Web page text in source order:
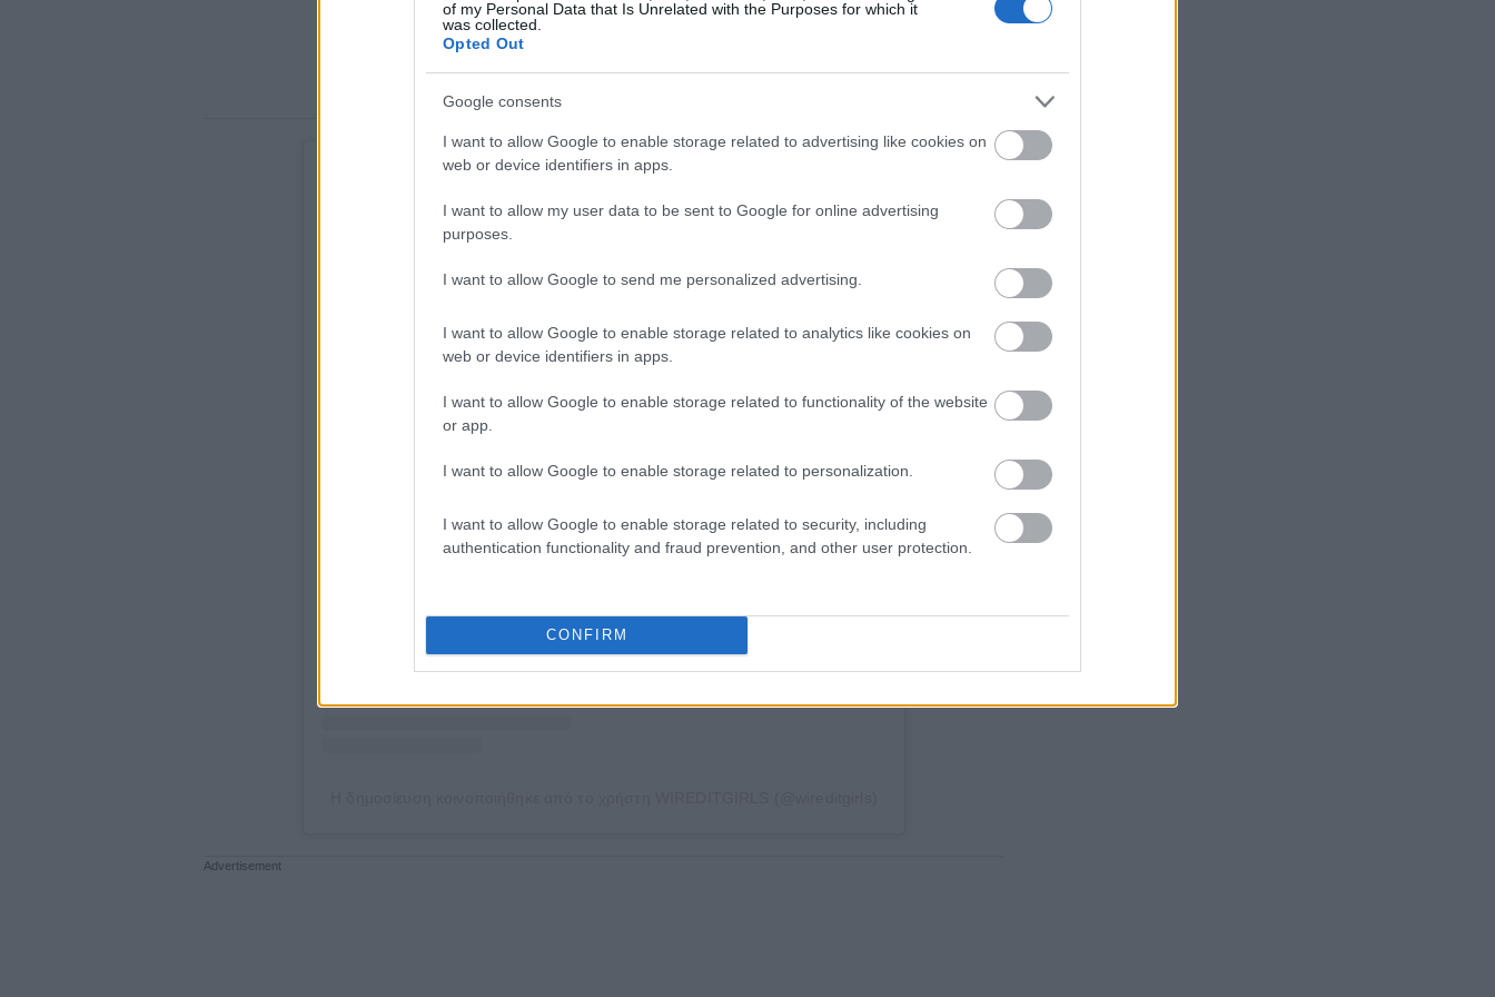
of my Personal Data that Is Unrelated with the Purposes for which it
was collected.
Opted Out
Google consents
I want to allow Google to enable storage related to advertising like cookies on
web or device identifiers in apps.
I want to allow my user data to be sent to Google for online advertising
purposes.
I want to allow Google to send me personalized advertising.
I want to allow Google to enable storage related to analytics like cookies on
web or device identifiers in apps.
I want to allow Google to enable storage related to functionality of the website
or app.
I want to allow Google to enable storage related to personalization.
I want to allow Google to enable storage related to security, including
authentication functionality and fraud prevention, and other user protection.
CONFIRM